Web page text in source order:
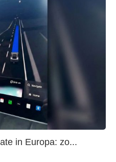
in Europa: zo...